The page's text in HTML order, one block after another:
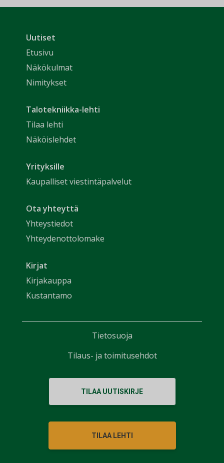
Uutiset
Etusivu
Näkökulmat
Nimitykset
Talotekniikka-lehti
Tilaa lehti
Näköislehdet
Yrityksille
Kaupalliset viestintäpalvelut
Ota yhteyttä
Yhteystiedot
Yhteydenottolomake
Kirjat
Kirjakauppa
Kustantamo
TILAA UUTISKIRJE
TILAA LEHTI
Tietosuoja
Tilaus- ja toimitusehdot